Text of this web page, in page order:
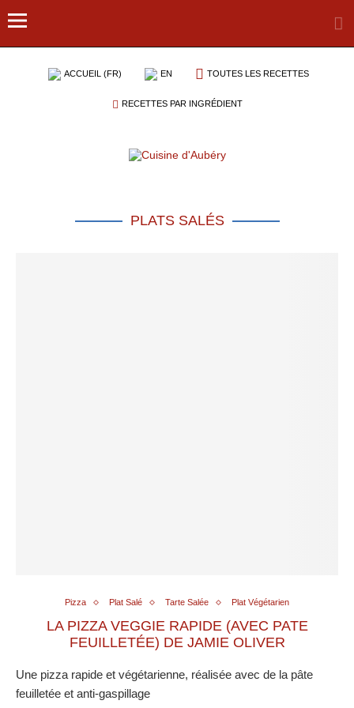
ACCUEIL (FR) EN TOUTES LES RECETTES
RECETTES PAR INGRÉDIENT
PLATS SALÉS
Pizza Plat Salé Tarte Salée Plat Végétarien
LA PIZZA VEGGIE RAPIDE (AVEC PATE
FEUILLETÉE) DE JAMIE OLIVER
Une pizza rapide et végétarienne, réalisée avec de la pâte
feuilletée et anti-gaspillage